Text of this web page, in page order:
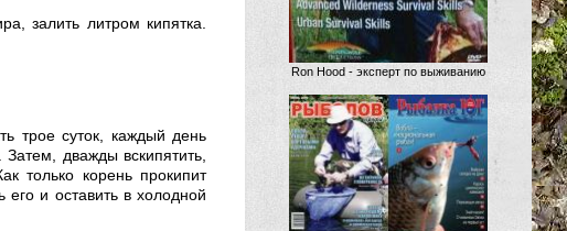
залить литром кипятка.
трое суток, каждый день
дважды вскипятить,
только корень прокипит
его и оставить в холодной
Ron Hood - эксперт по выживанию